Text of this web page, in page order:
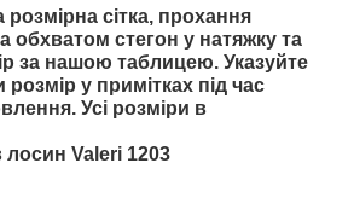
сітка, прохання
обхватом стегон у натяжку та
за нашою таблицею. Указуйте
розмір у примітках під час
Усі розміри в
лосин Valeri 1203